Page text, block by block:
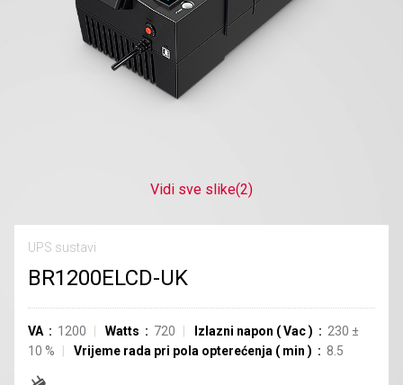
Vidi sve slike(2)
UPS sustavi
BR1200ELCD-UK
VA 1200 Watts 720 Izlazni napon (Vac) 230 ±
10 % Vrijeme rada pri pola opterećenja ( min ) 8.5